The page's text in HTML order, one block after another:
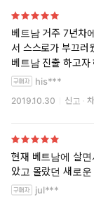
베트남 거주 7년차
서 스스로가 부끄러
베트남 진출 하고
his***
2019.10.30 신고
현재 베트남에 살
았고 몰랐던 새로
jul***